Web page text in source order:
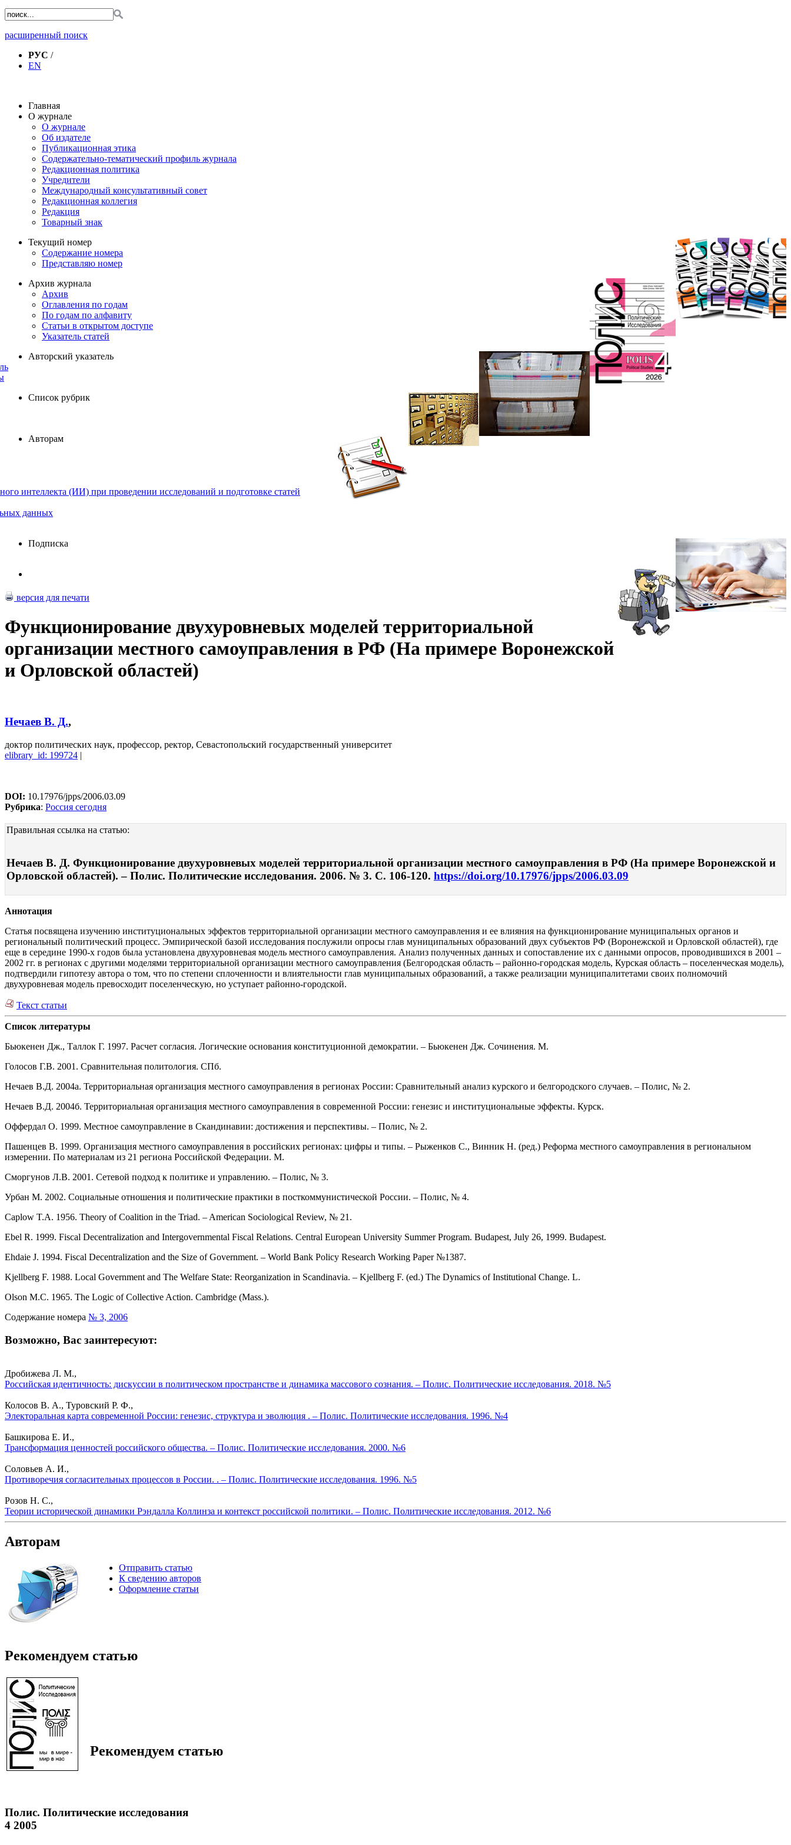
расширенный поиск
РУС /
EN
Главная
О журнале
О журнале
Об издателе
Публикационная этика
Содержательно-тематический профиль журнала
Редакционная политика
Учредители
Международный консультативный совет
Редакционная коллегия
Редакция
Товарный знак
Текущий номер
Содержание номера
Представляю номер
Архив журнала
Архив
Оглавления по годам
По годам по алфавиту
Статьи в открытом доступе
Указатель статей
Авторский указатель
Список рубрик
Авторам
интеллекта (ИИ) при проведении исследований и подготовке статей
данных
Подписка
версия для печати
Функционирование двухуровневых моделей территориальной
организации местного самоуправления в РФ (На примере Воронежской
и Орловской областей)
Нечаев В. Д.,
доктор политических наук, профессор, ректор, Севастопольский государственный университет
elibrary_id: 199724 |
DOI: 10.17976/jpps/2006.03.09
Рубрика: Россия сегодня
Правильная ссылка на статью:
Нечаев В. Д. Функционирование двухуровневых моделей территориальной организации местного самоуправления в РФ (На примере Воронежской и
Орловской областей). – Полис. Политические исследования. 2006. № 3. С. 106-120. https://doi.org/10.17976/jpps/2006.03.09
Аннотация
Статья посвящена изучению институциональных эффектов территориальной организации местного самоуправления и ее влияния на функционирование муниципальных органов и
региональный политический процесс. Эмпирической базой исследования послужили опросы глав муниципальных образований двух субъектов РФ (Воронежской и Орловской областей), где
еще в середине 1990-х годов была установлена двухуровневая модель местного самоуправления. Анализ полученных данных и сопоставление их с данными опросов, проводившихся в 2001 –
2002 гг. в регионах с другими моделями территориальной организации местного самоуправления (Белгородская область – районно-городская модель, Курская область – поселенческая модель),
подтвердили гипотезу автора о том, что по степени сплоченности и влиятельности глав муниципальных образований, а также реализации муниципалитетами своих полномочий
двухуровневая модель превосходит поселенческую, но уступает районно-городской.
Текст статьи
Список литературы
Бьюкенен Дж., Таллок Г. 1997. Расчет согласия. Логические основания конституционной демократии. – Бьюкенен Дж. Сочинения. М.
Голосов Г.В. 2001. Сравнительная политология. СПб.
Нечаев В.Д. 2004а. Территориальная организация местного самоуправления в регионах России: Сравнительный анализ курского и белгородского случаев. – Полис, № 2.
Нечаев В.Д. 2004б. Территориальная организация местного самоуправления в современной России: генезис и институциональные эффекты. Курск.
Оффердал О. 1999. Местное самоуправление в Скандинавии: достижения и перспективы. – Полис, № 2.
Пашенцев В. 1999. Организация местного самоуправления в российских регионах: цифры и типы. – Рыженков С., Винник Н. (ред.) Реформа местного самоуправления в региональном
измерении. По материалам из 21 региона Российской Федерации. М.
Сморгунов Л.В. 2001. Сетевой подход к политике и управлению. – Полис, № 3.
Урбан М. 2002. Социальные отношения и политические практики в посткоммунистической России. – Полис, № 4.
Caplow T.A. 1956. Theory of Coalition in the Triad. – American Sociological Review, № 21.
Ebel R. 1999. Fiscal Decentralization and Intergovernmental Fiscal Relations. Central European University Summer Program. Budapest, July 26, 1999. Budapest.
Ehdaie J. 1994. Fiscal Decentralization and the Size of Government. – World Bank Policy Research Working Paper №1387.
Kjellberg F. 1988. Local Government and The Welfare State: Reorganization in Scandinavia. – Kjellberg F. (ed.) The Dynamics of Institutional Change. L.
Olson M.C. 1965. The Logic of Collective Action. Cambridge (Mass.).
Содержание номера № 3, 2006
Возможно, Вас заинтересуют:
Дробижева Л. М.,
Российская идентичность: дискуссии в политическом пространстве и динамика массового сознания. – Полис. Политические исследования. 2018. №5
Колосов В. А., Туровский Р. Ф.,
Электоральная карта современной России: генезис, структура и эволюция . – Полис. Политические исследования. 1996. №4
Башкирова Е. И.,
Трансформация ценностей российского общества. – Полис. Политические исследования. 2000. №6
Соловьев А. И.,
Противоречия согласительных процессов в России. . – Полис. Политические исследования. 1996. №5
Розов Н. С.,
Теории исторической динамики Рэндалла Коллинза и контекст российской политики. – Полис. Политические исследования. 2012. №6
Авторам
Отправить статью
К сведению авторов
Оформление статьи
Рекомендуем статью
Рекомендуем статью
Полис. Политические исследования
4 2005